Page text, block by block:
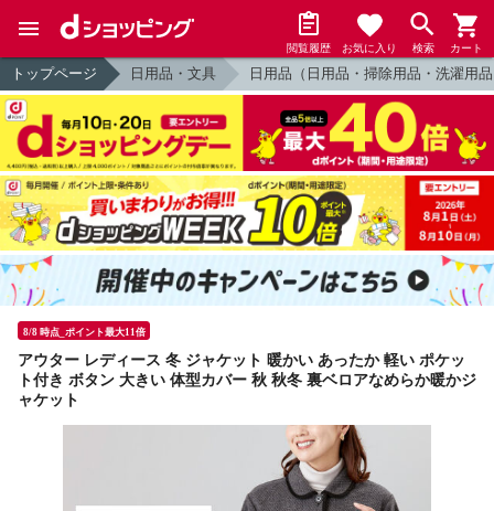
閲覧履歴 お気に入り 検索 カート
トップページ 日用品・文具 日用品（日用品・掃除用品・洗濯用
8/8 時点_ポイント最大11倍
アウター レディース 冬 ジャケット 暖かい あったか 軽い ポケッ
ト付き ボタン 大きい 体型カバー 秋 秋冬 裏ベロアなめらか暖かジ
ャケット